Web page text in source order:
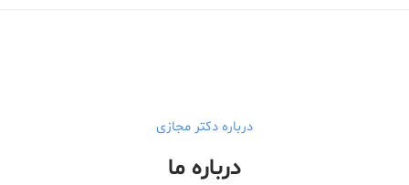
درباره دکتر مجازی
درباره ما